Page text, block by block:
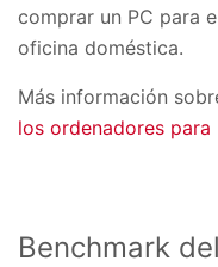
comprar un PC para
oficina doméstica.
Más información
los ordenadores
Benchmark